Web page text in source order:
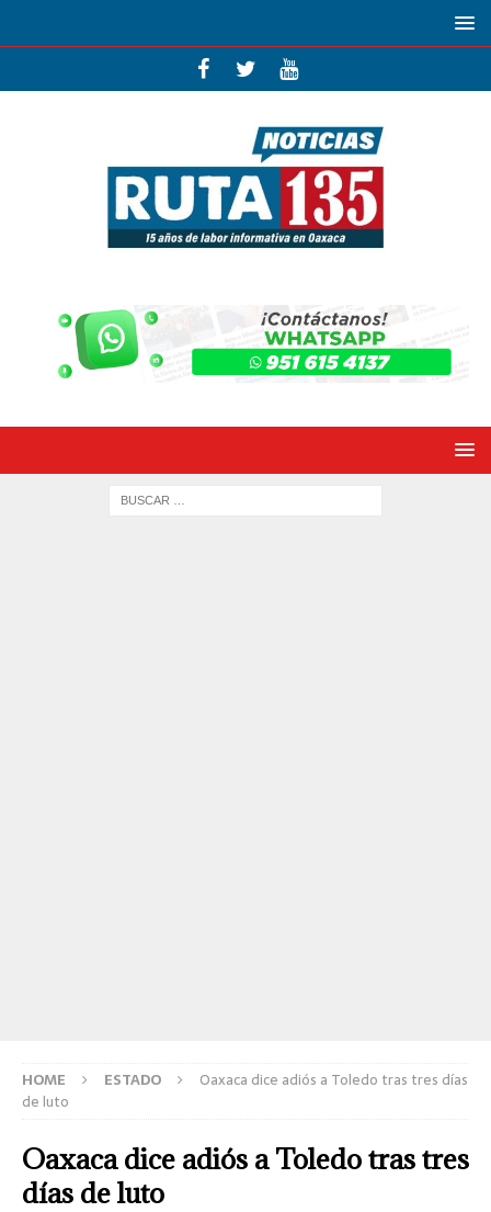
HOME ESTADO
Oaxaca dice adiós a Toledo tras tres días
de luto
Oaxaca dice adiós a Toledo tras tres
días de luto